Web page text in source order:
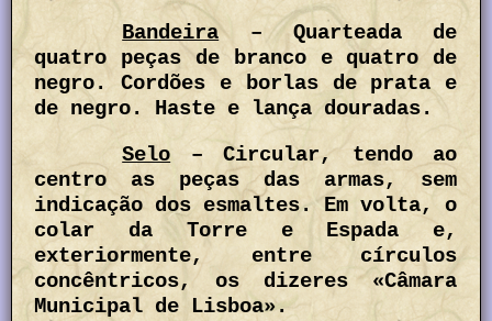
Bandeira– Quarteada de
quatro peças de branco e quatro de
negro. Cordões e borlas de prata e
de negro. Haste e lança douradas.
Selo – Circular, tendo ao
centro as peças das armas, sem
indicação dos esmaltes. Em volta, o
colar da Torre e Espada e,
exteriormente, entre círculos
concêntricos, os dizeres «Câmara
Municipal de Lisboa».